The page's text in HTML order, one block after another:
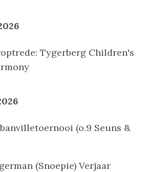
Tygerberg Children's
(o.9 Seuns &
(Snoepie) Verjaar